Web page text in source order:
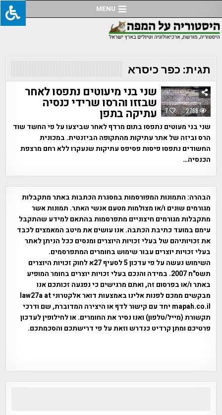
to
content
MENU
תגית: כפר כיסרא
7 2768
שני בני מיעוטים נתפסו לאחר
שבזזו והרסו שרידי כנסיה
עתיקה בתפן
שני בני מעוטים נתפסו בתום מרדף לאחר שביצעו על פי החשד שוד
הרס וביזה של אתר עתיקות מהתקופה הביזנטית. במכונית
החשודים נתפסו פיסות פסיפס עתיקות שנעקרו ללא רחם מרצפת
הכנסיה…
הבהרה: התמונות המפורסמות במסגרת הכתבות באתר מתקבלות
מגורמים שונים ו/או מצולמות מטעם אנשי האתר. תמונות אשר
מתקבלות מגורמים חיצוניים מתפרסמות בהתאם למידע שהתקבל
עימם במועד כתיבת הכתבה. אנו עושים את מיטב המאמצים לכבד
את זכויותיהם של בעלי זכויות היוצרים ומנסים ככל הניתן לאתר
בעלי זכויות יוצרים עבור שימוש בחומרים המתפרסמים.
השימוש נעשה על פי עדכון 5 לסעיף 27א לחוק זכויות היוצרים
תשס"ח 2007. במידה והנכם בעלי זכויות יוצרים בחומר המופיע
באתר ו/או בפרסום זה, ואתם מרגישים כי נפגעה זכותכם אנו
מבקשים ממכם לפנות אלינו באמצעות דואר אלקטרוני law27a at
mapah.co.il יחד עם קישור לדף או היצירה המדוברת, שם ודרכי
תקשורת (מייל/טלפון) ואנו נסיר את החומרים. או לחילופין לעדכון
פרטיכם ומתן קרדיט כנדרש וזאת על פי דרישתכם והסכמתכם.